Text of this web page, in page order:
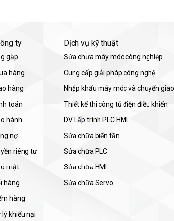
ty
gặp
hàng
hàng
toán
hành
nợ
riêng tư
mật
hàng
hàng
lý khiếu nại
Dịch vụ kỹ thuật
Sửa chữa máy móc công nghiệp
Cung cấp giải pháp công nghệ
Nhập khẩu máy móc và chuyển giao
Thiết kế thi công tủ điện điều khiển
DV Lập trình PLC HMI
Sửa chữa biến tần
Sửa chữa PLC
Sửa chữa HMI
Sửa chữa Servo